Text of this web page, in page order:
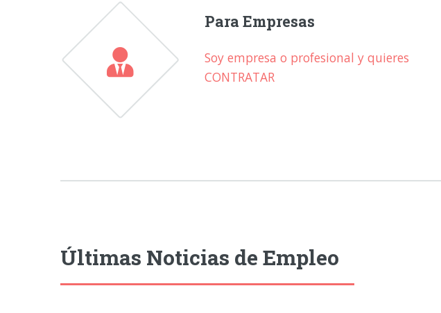
Para Empresas
Soy empresa o profesional y quieres
CONTRATAR
Últimas Noticias de Empleo